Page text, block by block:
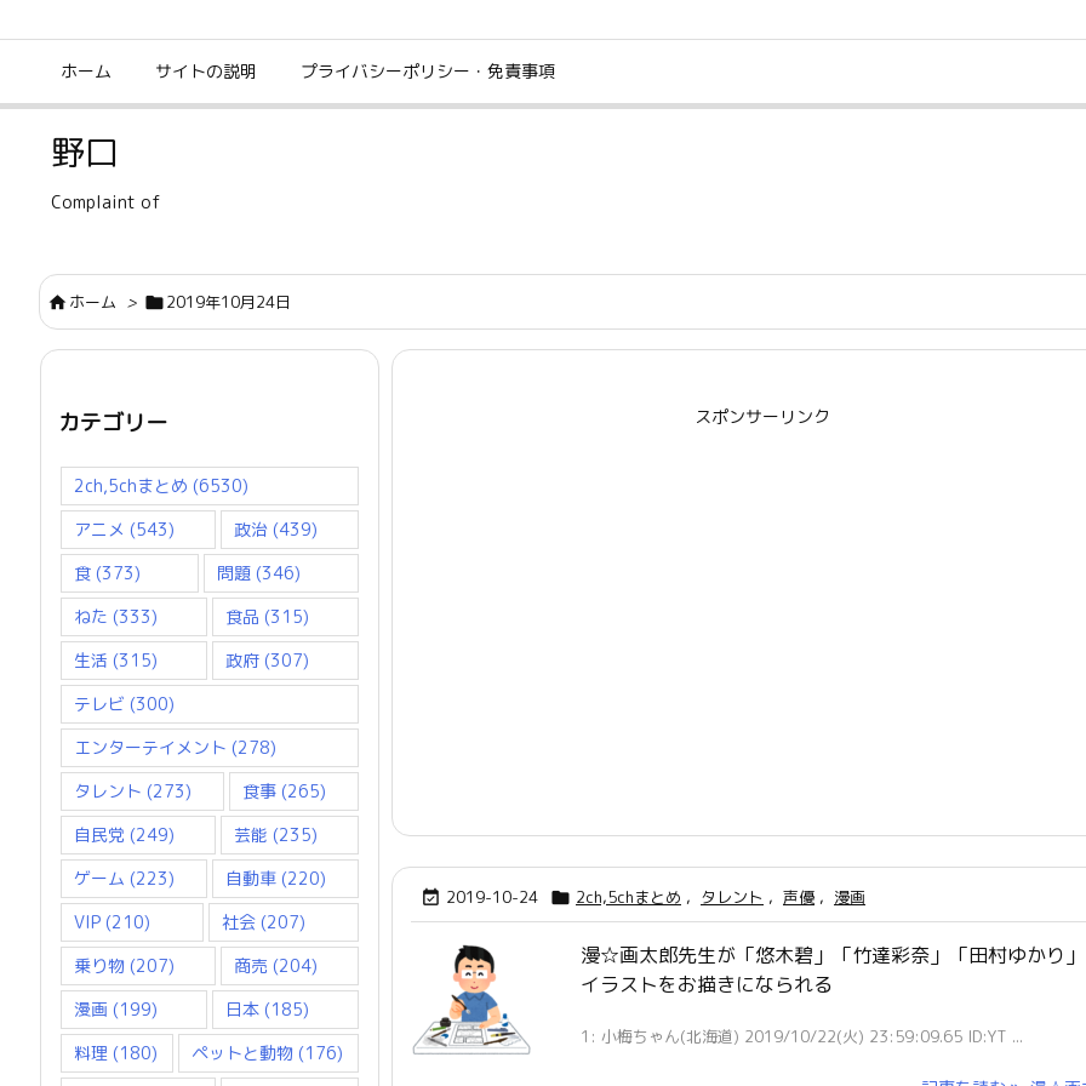
ホーム サイトの説明 プライバシーポリシー・免責事項
野口
Complaint of
ホーム > 2019年10月24日
スポンサーリンク
 2019-10-24  2ch,5chまとめ , タレント , 声優 , 漫画
漫☆画太郎先生が「悠木碧」「竹達彩奈」「田村ゆかり
イラストをお描きになられる
1: 小梅ちゃん(北海道) 2019/10/22(火) 23:59:09.65 ID:YT ...
カテゴリー
2ch,5chまとめ (6530)
アニメ (543) 政治 (439)
食 (373) 問題 (346)
ねた (333) 食品 (315)
生活 (315) 政府 (307)
テレビ (300)
エンターテイメント (278)
タレント (273) 食事 (265)
自民党 (249) 芸能 (235)
ゲーム (223) 自動車 (220)
VIP (210) 社会 (207)
乗り物 (207) 商売 (204)
漫画 (199) 日本 (185)
料理 (180) ペットと動物 (176)